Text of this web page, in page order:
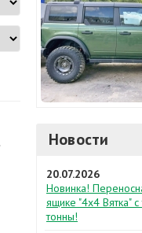
Новости
20.07.2026
Новинка!
ящике "4х4 Вятка" с
тонны!